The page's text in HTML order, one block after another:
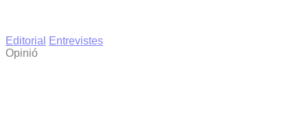
Editorial
Entrevistes
Opinió